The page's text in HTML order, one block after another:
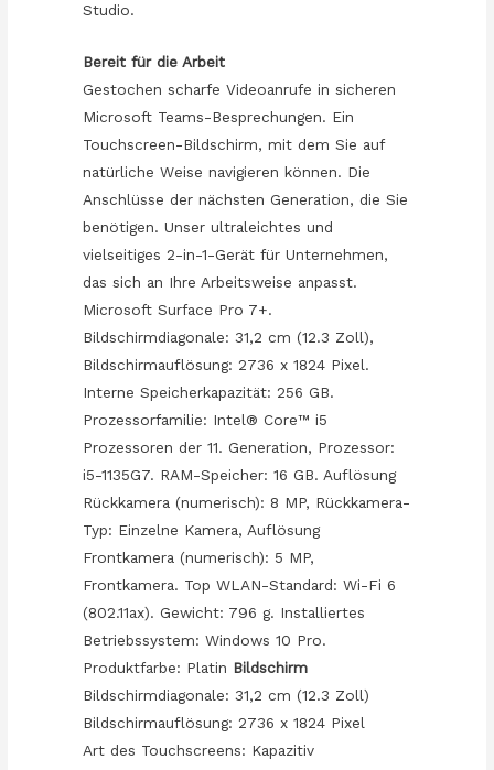
Studio.
Bereit für die Arbeit
Gestochen scharfe Videoanrufe in sicheren
Microsoft Teams-Besprechungen. Ein
Touchscreen-Bildschirm, mit dem Sie auf
natürliche Weise navigieren können. Die
Anschlüsse der nächsten Generation, die Sie
benötigen. Unser ultraleichtes und
vielseitiges 2-in-1-Gerät für Unternehmen,
das sich an Ihre Arbeitsweise anpasst.
Microsoft Surface Pro 7+.
Bildschirmdiagonale: 31,2 cm (12.3 Zoll),
Bildschirmauflösung: 2736 x 1824 Pixel.
Interne Speicherkapazität: 256 GB.
Prozessorfamilie: Intel® Core™ i5
Prozessoren der 11. Generation, Prozessor:
i5-1135G7. RAM-Speicher: 16 GB. Auflösung
Rückkamera (numerisch): 8 MP, Rückkamera-
Typ: Einzelne Kamera, Auflösung
Frontkamera (numerisch): 5 MP,
Frontkamera. Top WLAN-Standard: Wi-Fi 6
(802.11ax). Gewicht: 796 g. Installiertes
Betriebssystem: Windows 10 Pro.
Produktfarbe: Platin Bildschirm
Bildschirmdiagonale: 31,2 cm (12.3 Zoll)
Bildschirmauflösung: 2736 x 1824 Pixel
Art des Touchscreens: Kapazitiv